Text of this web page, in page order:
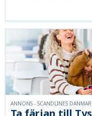
ANNONS - SCANDLINES